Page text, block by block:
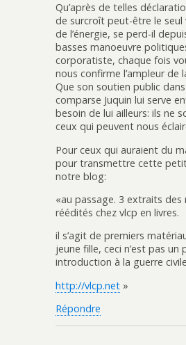
Qu’après de telles
de surcroît peut-être le seul
de l’énergie, se perd-il
basses manoeuvre
corporatiste, chaque fois
nous confirme l’ampleur de
Que son soutien public
comparse Juquin lui serve
besoin de lui ailleurs: ils ne
ceux qui peuvent nous
Pour ceux qui auraient du
pour transmettre cette
notre blog:
«au passage. 3 extraits
réédités chez vlcp en livres.
il s’agit de premiers
jeune fille, ceci n’est pas
introduction à la guerre
http://vlcp.net »
Répondre